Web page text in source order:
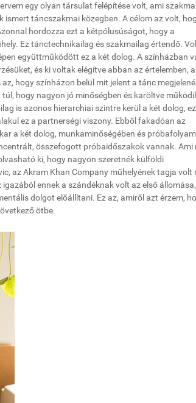
egy olyan társulat felépítése volt, ami
táncszakmai közegben. A célom az volt,
hordozza ezt a kétpólusúságot, hogy a
Ez tánctechnikailag és szakmailag értendő.
együttműködött ez a két dolog. A színházban
és ki voltak elégítve abban az értelemben,
hogy színházon belül mit jelent a tánc
hogy nagyon jó minőségben és karöltve
is azonos hierarchiai szintre kerül a két dolog,
ez a partnerségi viszony. Ebből fakadóan az
a két dolog, munkaminőségében és
összefogott próbaidőszakok vannak. Ami
ki, hogy nagyon szeretnék külföldi
az Akram Khan Company műhelyének tagja volt
ennek a szándéknak volt az első
dolgot előállítani. Ez az, amiről azt érzem,
ötbe.